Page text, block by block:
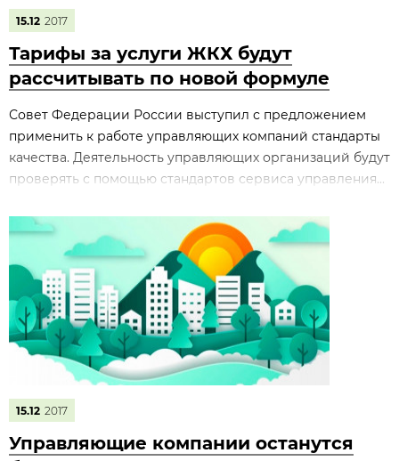
15.12 2017
Тарифы за услуги ЖКХ будут
рассчитывать по новой формуле
Совет Федерации России выступил с предложением
применить к работе управляющих компаний стандарты
качества. Деятельность управляющих организаций будут
проверять с помощью стандартов сервиса управления...
15.12 2017
Управляющие компании останутся